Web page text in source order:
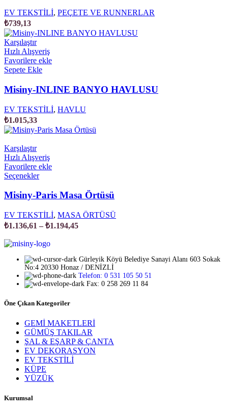
EV TEKSTİLİ, PEÇETE VE RUNNERLAR
₺739,13
Karşılaştır
Hızlı Alışveriş
Favorilere ekle
Sepete Ekle
Misiny-INLINE BANYO HAVLUSU
EV TEKSTİLİ, HAVLU
₺1.015,33
Karşılaştır
Hızlı Alışveriş
Favorilere ekle
SeçeneklerBu
birden
varyasyonu
var.
Seçenekler
sayfasından
seçilebilir
Misiny-Paris Masa Örtüsü
EV TEKSTİLİ, MASA ÖRTÜSÜ
₺1.136,61 –₺1.194,45
₺1.194,45
Gürleyik Köyü Belediye Sanayi Alanı 603 Sokak
No:4 20330 Honaz / DENİZLİ
Telefon: 0 531 105 50 51
Fax: 0 258 269 11 84
Öne Çıkan Kategoriler
GEMİ MAKETLERİ
GÜMÜŞ TAKILAR
ŞAL & EŞARP & ÇANTA
EV DEKORASYON
EV TEKSTİLİ
KÜPE
YÜZÜK
Kurumsal